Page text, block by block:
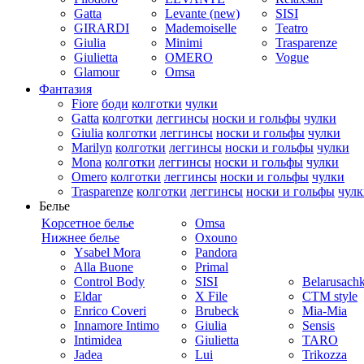
Gatta
GIRARDI
Giulia
Giulietta
Glamour
Levante (new)
Mademoiselle
Minimi
OMERO
Omsa
SISI
Teatro
Trasparenze
Vogue
Фантазия
Fiore боди колготки чулки
Gatta колготки леггинсы носки и гольфы чулки
Giulia колготки леггинсы носки и гольфы чулки
Marilyn колготки леггинсы носки и гольфы чулки
Mona колготки леггинсы носки и гольфы чулки
Omero колготки леггинсы носки и гольфы чулки
Trasparenze колготки леггинсы носки и гольфы
Белье
Kорсетное белье
Нижнее белье
Ysabel Mora
Alla Buone
Control Body
Eldar
Enrico Coveri
Innamore Intimo
Intimidea
Jadea
Omsa
Oxouno
Pandora
Primal
SISI
X File
Brubeck
Giulia
Giulietta
Lui
CTM style
Mia-Mia
Sensis
TARO
Trikozza